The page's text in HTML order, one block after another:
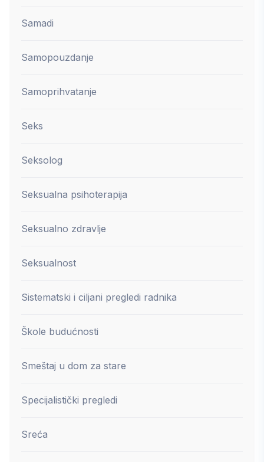
Samadi
Samopouzdanje
Samoprihvatanje
Seks
Seksolog
Seksualna psihoterapija
Seksualno zdravlje
Seksualnost
Sistematski i ciljani pregledi radnika
Škole budućnosti
Smeštaj u dom za stare
Specijalistički pregledi
Sreća